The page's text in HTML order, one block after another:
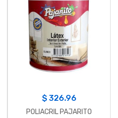
$326.96
POLIACRIL PAJARITO